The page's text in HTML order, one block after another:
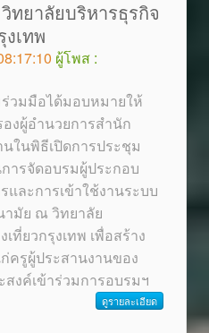
ทยาลัยบริหารธุรกิจ
งเทพ
ผู้โพส :
วมมือได้มอบหมายให้
งผู้อำนวยการสำนัก
ในพิธีเปิดการประชุม
ารจัดอบรมผู้ประกอบ
ละการเข้าใช้งานระบบ
ามัย ณ วิทยาลัย
ที่ยวกรุงเทพ เพื่อสร้าง
ครูผู้ประสานงานของ
งค์เข้าร่วมการอบรมฯ
ดูรายละเอียด